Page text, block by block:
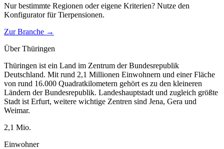
Nur bestimmte Regionen oder eigene Kriterien? Nutze den
Konfigurator fürTierpensionen.
Zur Branche →
ÜberThüringen
Thüringen ist ein Land im Zentrum der Bundesrepublik
Deutschland. Mit rund 2,1 Millionen Einwohnern und einer Fläche
von rund 16.000 Quadratkilometern gehört es zu den kleineren
Ländern der Bundesrepublik. Landeshauptstadt und zugleich größte
Stadt ist Erfurt, weitere wichtige Zentren sind Jena, Gera und
Weimar.
2,1 Mio.
Einwohner